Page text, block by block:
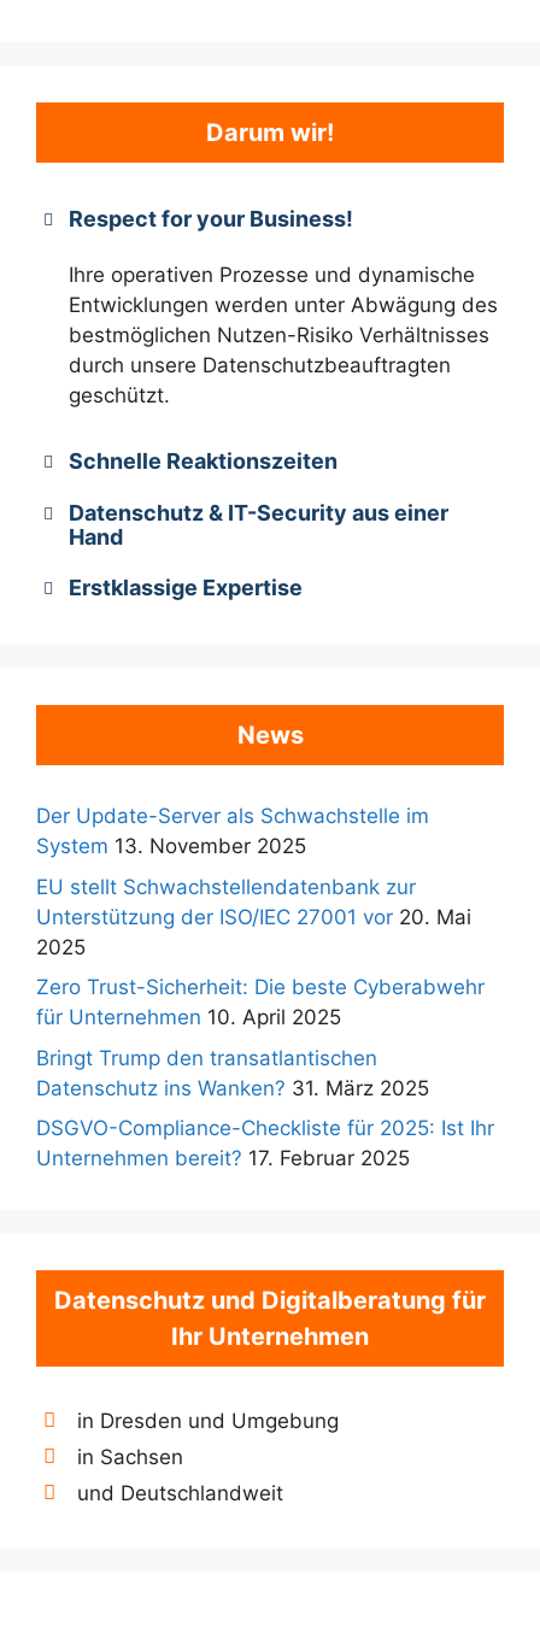
Darum wir!
Respect for your Business!
Ihre operativen Prozesse und dynamische
Entwicklungen werden unter Abwägung des
bestmöglichen Nutzen-Risiko Verhältnisses
durch unsere Datenschutzbeauftragten
geschützt.
Schnelle Reaktionszeiten
Datenschutz & IT-Security aus einer
Hand
Erstklassige Expertise
News
Der Update-Server als Schwachstelle im
System 13. November 2025
EU stellt Schwachstellendatenbank zur
Unterstützung der ISO/IEC 27001 vor 20. Mai
2025
Zero Trust-Sicherheit: Die beste Cyberabwehr
für Unternehmen 10. April 2025
Bringt Trump den transatlantischen
Datenschutz ins Wanken? 31. März 2025
DSGVO-Compliance-Checkliste für 2025: Ist Ihr
Unternehmen bereit? 17. Februar 2025
Datenschutz und Digitalberatung für
Ihr Unternehmen
in Dresden und Umgebung
in Sachsen
und Deutschlandweit